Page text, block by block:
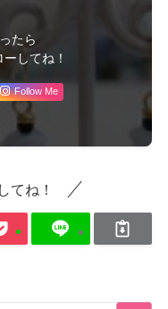
たら
してね！
Follow Me
てね！